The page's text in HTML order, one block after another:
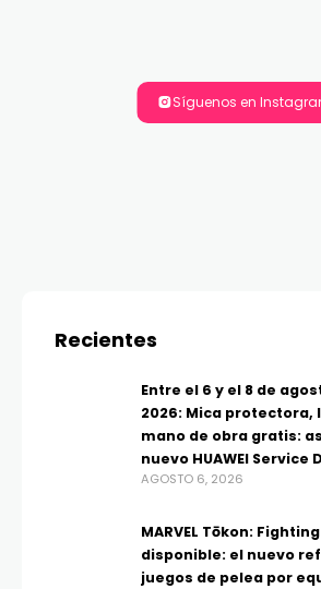
Síguenos en
Recientes
Entre el 6 y el 8 de
2026: Mica protectora,
mano de obra gratis:
nuevo HUAWEI Service
AGOSTO 6, 2026
MARVEL Tōkon:
disponible: el nuevo
juegos de pelea por